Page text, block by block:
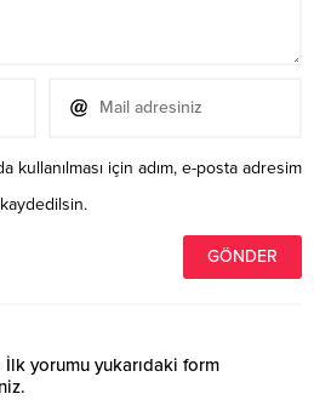
kullanılması için adım, e-posta adresim
İlk yorumu yukarıdaki form